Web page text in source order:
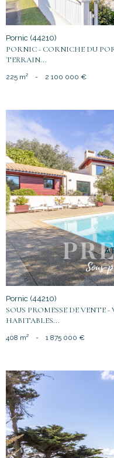
Pornic (44210)
PORNIC - CORNICHE DU
TERRAIN...
225 m² - 2 100 000 €
Pornic (44210)
SOUS PROMESSE DE VENTE
HABITABLES...
408 m² - 1 875 000 €